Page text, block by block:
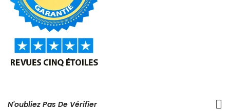
N'oubliez Pas De Vérifier